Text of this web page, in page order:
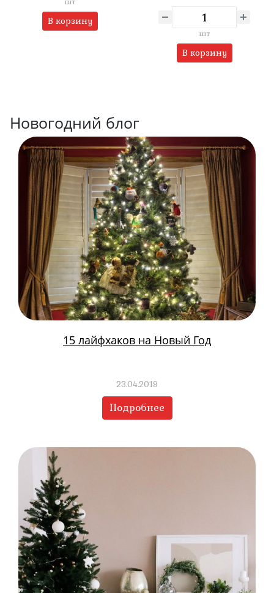
В корзину
шт
В корзину
Новогодний блог
15 лайфхаков на Новый Год
23.04.2019
Подробнее